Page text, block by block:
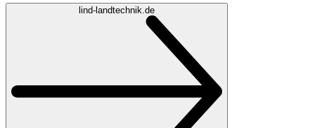
lind-landtechnik.de